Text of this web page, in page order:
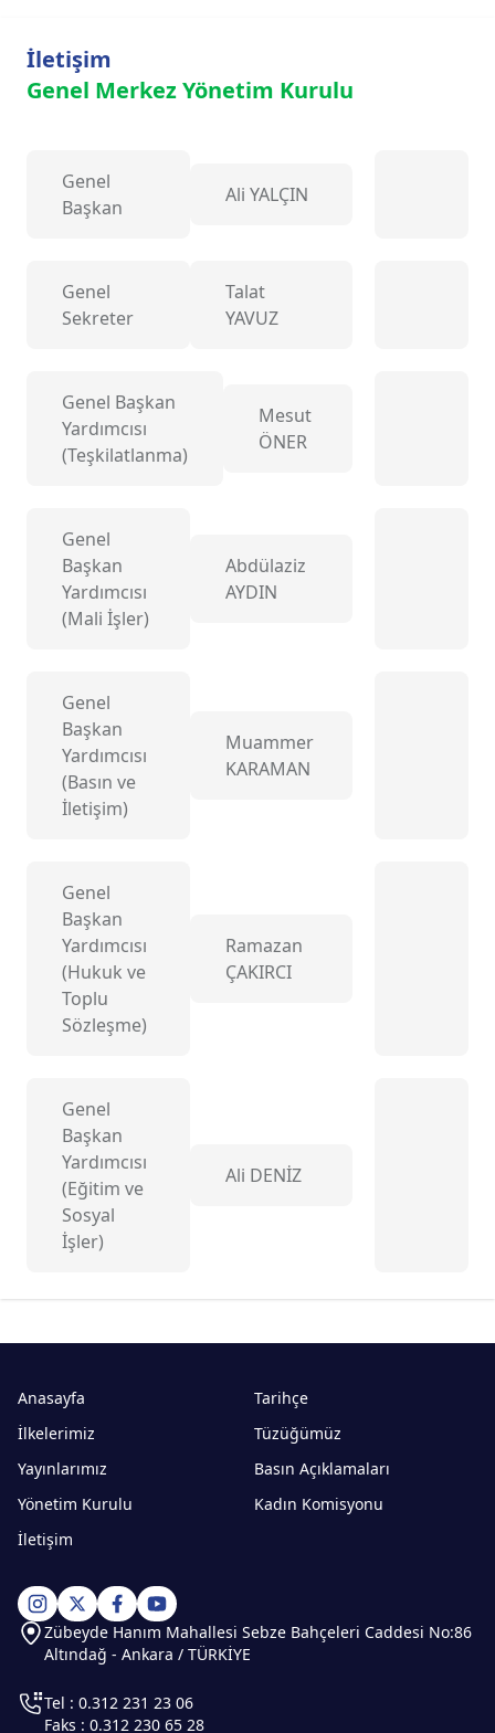
İletişim
Genel Merkez Yönetim Kurulu
Genel
Başkan
Ali YALÇIN
Genel
Sekreter
Talat
YAVUZ
Genel Başkan
Yardımcısı
(Teşkilatlanma)
Mesut
ÖNER
Genel
Başkan
Yardımcısı
(Mali İşler)
Abdülaziz
AYDIN
Genel
Başkan
Yardımcısı
(Basın ve
İletişim)
Muammer
KARAMAN
Genel
Başkan
Yardımcısı
(Hukuk ve
Toplu
Sözleşme)
Ramazan
ÇAKIRCI
Genel
Başkan
Yardımcısı
(Eğitim ve
Sosyal
İşler)
Ali DENİZ
Anasayfa
Tarihçe
İlkelerimiz
Tüzüğümüz
Yayınlarımız
Basın Açıklamaları
Yönetim Kurulu
Kadın Komisyonu
İletişim
Zübeyde Hanım Mahallesi Sebze Bahçeleri Caddesi No:86
Altındağ - Ankara / TÜRKİYE
Tel : 0.312 231 23 06
Faks : 0.312 230 65 28